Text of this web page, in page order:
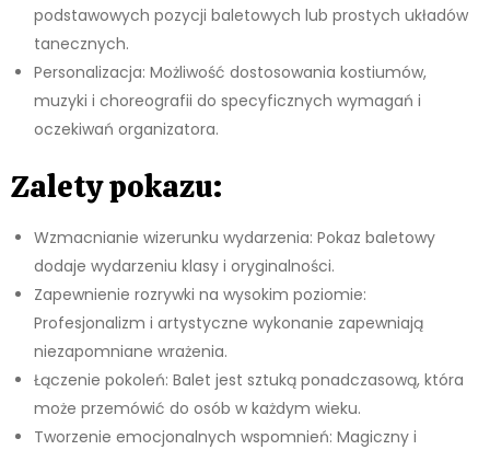
podstawowych pozycji baletowych lub prostych układów
tanecznych.
Personalizacja: Możliwość dostosowania kostiumów,
muzyki i choreografii do specyficznych wymagań i
oczekiwań organizatora.
Zalety pokazu:
Wzmacnianie wizerunku wydarzenia: Pokaz baletowy
dodaje wydarzeniu klasy i oryginalności.
Zapewnienie rozrywki na wysokim poziomie:
Profesjonalizm i artystyczne wykonanie zapewniają
niezapomniane wrażenia.
Łączenie pokoleń: Balet jest sztuką ponadczasową, która
może przemówić do osób w każdym wieku.
Tworzenie emocjonalnych wspomnień: Magiczny i